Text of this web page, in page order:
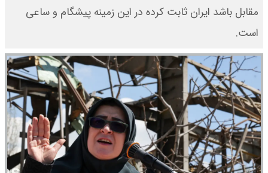
مقابل باشد ایران ثابت کرده در این زمینه پیشگام و ساعی
است.